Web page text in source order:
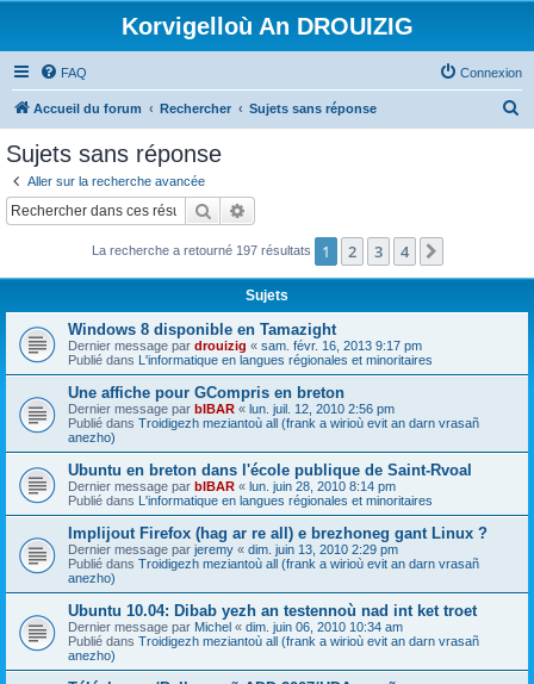
Korvigelloù An DROUIZIG
FAQ Connexion
Accueil du forum Rechercher Sujets sans réponse
c
Sujets sans réponse
Aller sur la recherche avancée
Rechercher
La recherche a retourné 197 résultats 1 2 3 4
Sujets
Windows 8 disponible en Tamazight
Dernier message par drouizig « sam. févr. 16, 2013 9:17 pm
Publié dans L'informatique en langues régionales et minoritaires
Une affiche pour GCompris en breton
Dernier message par bIBAR « lun. juil. 12, 2010 2:56 pm
Publié dans Troidigezh meziantoù all (frank a wirioù evit an darn vrasañ
anezho)
Ubuntu en breton dans l'école publique de Saint-Rvoal
Dernier message par bIBAR « lun. juin 28, 2010 8:14 pm
Publié dans L'informatique en langues régionales et minoritaires
Implijout Firefox (hag ar re all) e brezhoneg gant Linux ?
Dernier message par jeremy « dim. juin 13, 2010 2:29 pm
Publié dans Troidigezh meziantoù all (frank a wirioù evit an darn vrasañ
anezho)
Ubuntu 10.04: Dibab yezh an testennoù nad int ket troet
Dernier message par Michel « dim. juin 06, 2010 10:34 am
Publié dans Troidigezh meziantoù all (frank a wirioù evit an darn vrasañ
anezho)